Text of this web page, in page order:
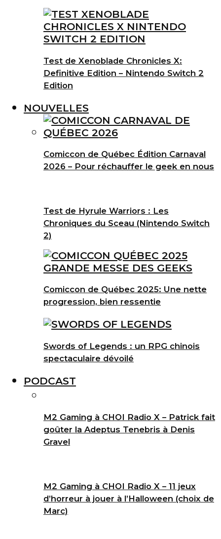
Test de Xenoblade Chronicles X:
Definitive Edition – Nintendo Switch 2
Edition
NOUVELLES
Comiccon de Québec Édition Carnaval
2026 – Pour réchauffer le geek en nous
Test de Hyrule Warriors : Les
Chroniques du Sceau (Nintendo Switch
2)
Comiccon de Québec 2025: Une nette
progression, bien ressentie
Swords of Legends : un RPG chinois
spectaculaire dévoilé
PODCAST
M2 Gaming à CHOI Radio X – Patrick fait
goûter la Adeptus Tenebris à Denis
Gravel
M2 Gaming à CHOI Radio X – 11 jeux
d’horreur à jouer à l’Halloween (choix de
Marc)